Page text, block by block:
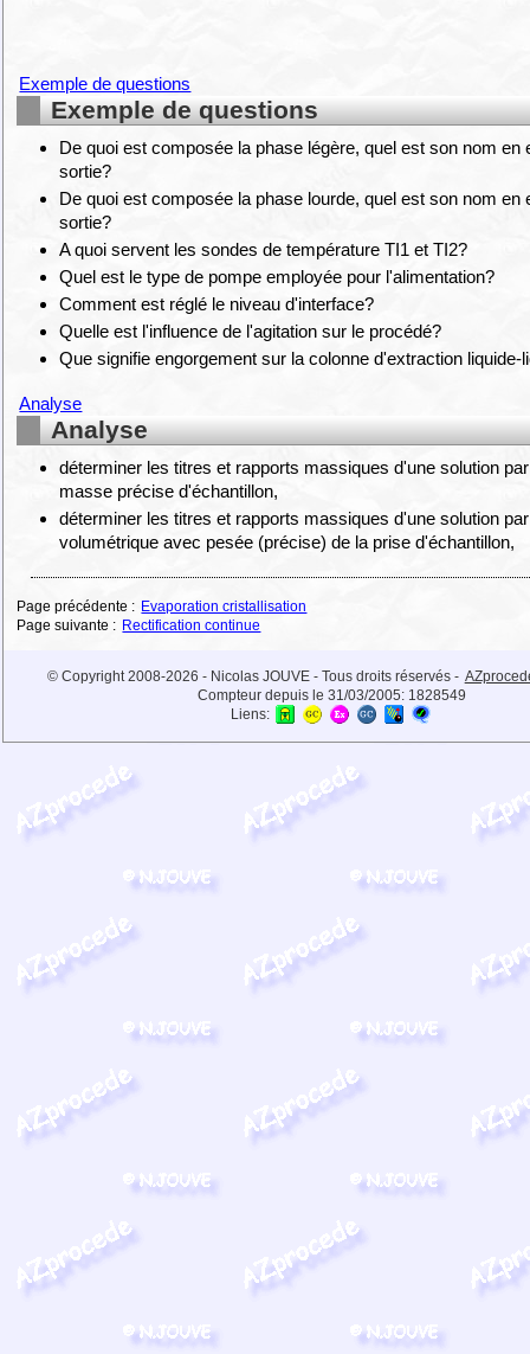
Exemple de questions
Exemple de questions
De quoi est composée la phase légère, quel est son nom en
sortie?
De quoi est composée la phase lourde, quel est son nom en
sortie?
A quoi servent les sondes de température TI1 et TI2?
Quel est le type de pompe employée pour l'alimentation?
Comment est réglé le niveau d'interface?
Quelle est l'influence de l'agitation sur le procédé?
Que signifie engorgement sur la colonne d'extraction liquide-
Analyse
Analyse
déterminer les titres et rapports massiques d'une solution
masse précise d'échantillon,
déterminer les titres et rapports massiques d'une solution
volumétrique avec pesée (précise) de la prise d'échantillon,
Page précédente : Evaporation cristallisation
Page suivante : Rectification continue
© Copyright 2008-2026 - Nicolas JOUVE - Tous droits réservés -
Compteur depuis le 31/03/2005: 1828549
Liens: